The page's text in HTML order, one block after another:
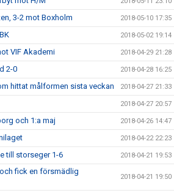
3-2 mot Boxholm 2018-05-10 17:35
2018-05-02 19:14
VIF Akademi 2018-04-29 21:28
2-0 2018-04-28 16:25
hittat målformen sista veckan 2018-04-27 21:33
2018-04-27 20:57
och 1:a maj 2018-04-26 14:47
2018-04-22 22:23
till storseger 1-6 2018-04-21 19:53
fick en försmädlig
2018-04-21 19:50